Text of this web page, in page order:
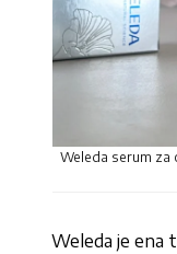
Weleda serum za
Weleda je ena